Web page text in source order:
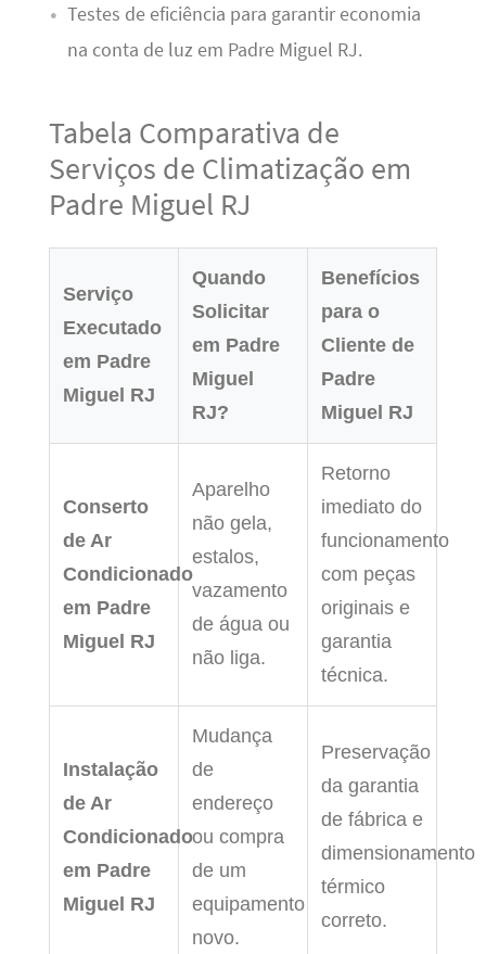
Testes de eficiência para garantir economia
na conta de luz em Padre Miguel RJ.
Tabela Comparativa de
Serviços de Climatização em
Padre Miguel RJ
Serviço
Executado
em Padre
Miguel RJ
Quando
Solicitar
em Padre
Miguel
RJ?
Benefícios
para o
Cliente de
Padre
Miguel RJ
Conserto
de Ar
Condicionado
em Padre
Miguel RJ
Aparelho
não gela,
estalos,
vazamento
de água ou
não liga.
Retorno
imediato do
funcionamento
com peças
originais e
garantia
técnica.
Instalação
de Ar
Condicionado
em Padre
Miguel RJ
Mudança
de
endereço
ou compra
de um
equipamento
novo.
Preservação
da garantia
de fábrica e
dimensionamento
térmico
correto.